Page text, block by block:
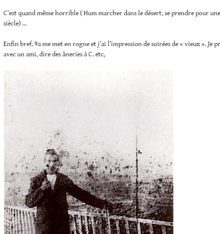
C’est quand même horrible ( Hum marcher dans le désert, se prendre pour
siècle) …
Enfin bref. 9a me met en rogne et j’ai l’impression de soirées de « vieux ». Je
avec un ami, dire des âneries à C. etc,